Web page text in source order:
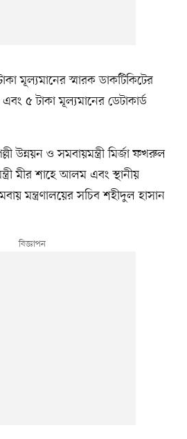
মূল্যমানের স্মারক ডাকটিকিটের
৫ টাকা মূল্যমানের ডেটাকার্ড
উন্নয়ন ও সমবায়মন্ত্রী মির্জা ফখরুল
মীর শাহে আলম এবং স্থানীয়
মন্ত্রণালয়ের সচিব শহীদুল হাসান